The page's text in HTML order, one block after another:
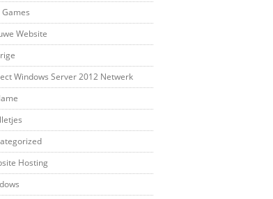
Games
Website
Windows Server 2012 Netwerk
Hosting